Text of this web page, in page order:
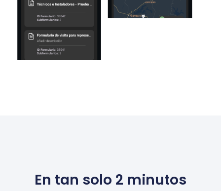
En tan solo 2 minutos